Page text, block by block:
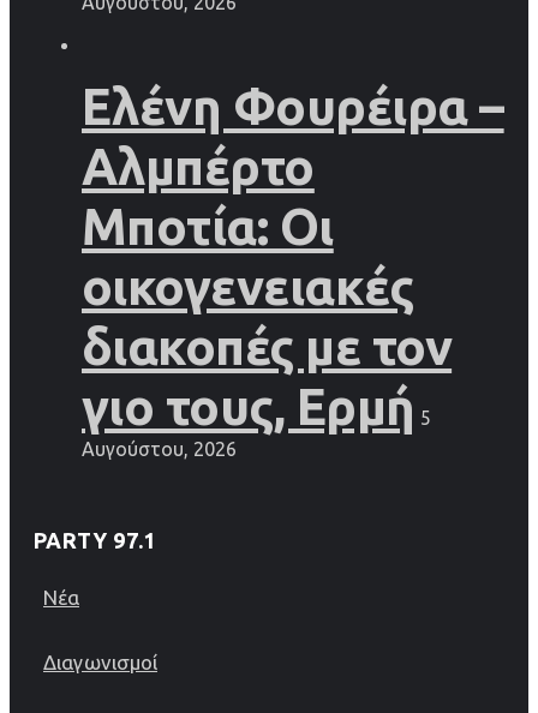
Ελένη Φουρέιρα –
Αλμπέρτο
Μποτία: Οι
οικογενειακές
διακοπές με τον
γιο τους, Ερμή 5
Αυγούστου, 2026
PARTY 97.1
Νέα
Διαγωνισμοί